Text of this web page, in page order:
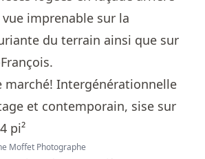
imprenable sur la
du terrain ainsi que sur
Moffet Photographe